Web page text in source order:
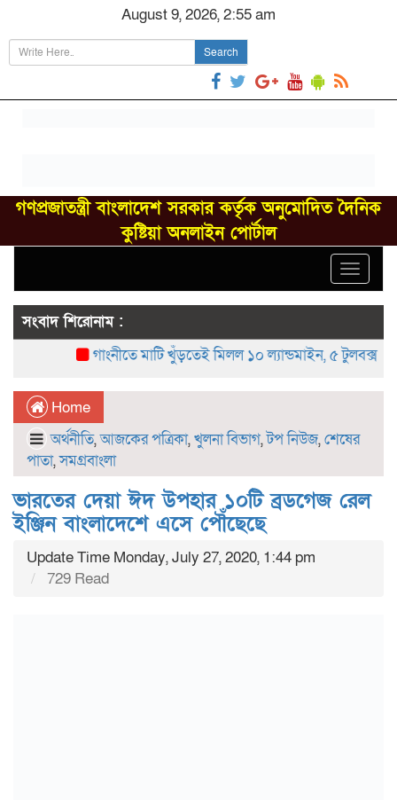
August 9, 2026, 2:55 am
Search
গণপ্রজাতন্ত্রী বাংলাদেশ সরকার কর্তৃক অনুমোদিত দৈনিক
কুষ্টিয়া অনলাইন পোর্টাল
Toggle
সংবাদ শিরোনাম :
গাংনীতে মাটি খুঁড়তেই মিলল ১০ ল্যান্ডমাইন, ৫ টুলবক্স;
Home
অর্থনীতি,আজকের পত্রিকা,খুলনা বিভাগ,টপ নিউজ,শেষের
পাতা,সমগ্রবাংলা
ভারতের দেয়া ঈদ উপহার ১০টি ব্রডগেজ রেল
ইঞ্জিন বাংলাদেশে এসে পৌঁছেছে
Update Time Monday, July 27, 2020, 1:44 pm
729 Read